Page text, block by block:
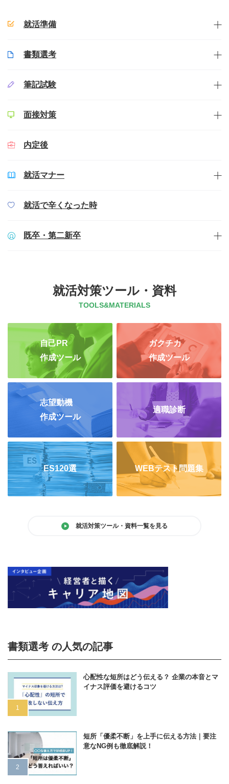
就活準備
書類選考
筆記試験
面接対策
内定後
就活マナー
就活で辛くなった時
既卒・第二新卒
就活対策ツール・資料
TOOLS&MATERIALS
自己PR
作成ツール
ガクチカ
作成ツール
志望動機
作成ツール
適職診断
ES120選 WEBテスト問題集
就活対策ツール・資料一覧を見る
書類選考 の人気の記事
心配性な短所はどう伝える？ 企業の本音とマ
イナス評価を避けるコツ
短所「優柔不断」を上手に伝える方法｜要注
意なNG例も徹底解説！